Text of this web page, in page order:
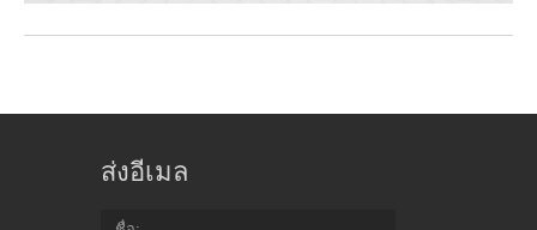
ส่งอีเมล